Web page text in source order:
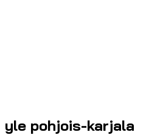
yle pohjois-karjala